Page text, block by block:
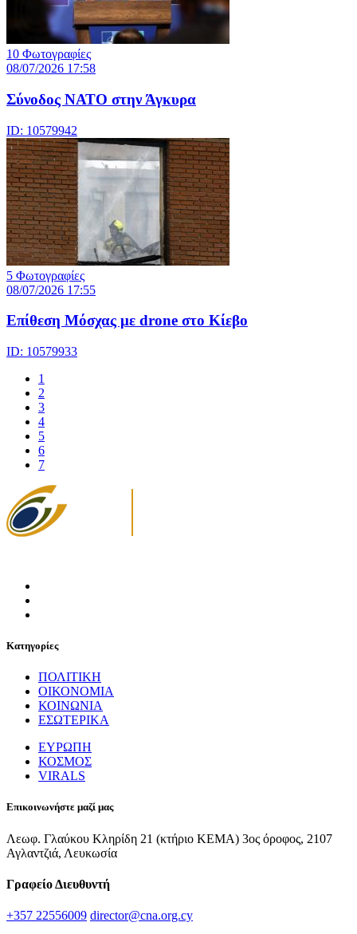
10 Φωτογραφίες
08/07/2026 17:58
Σύνοδος ΝΑΤΟ στην Άγκυρα
ID: 10579942
5 Φωτογραφίες
08/07/2026 17:55
Eπίθεση Μόσχας με drone στο Κίεβο
ID: 10579933
1
2
3
4
5
6
7
Κατηγορίες
ΠΟΛΙΤΙΚΗ
ΟΙΚΟΝΟΜΙΑ
ΚΟΙΝΩΝΙΑ
ΕΣΩΤΕΡΙΚΑ
ΕΥΡΩΠΗ
ΚΟΣΜΟΣ
VIRALS
Επικοινωνήστε μαζί μας
Λεωφ. Γλαύκου Κληρίδη 21 (κτήριο ΚΕΜΑ) 3ος όροφος, 2107
Αγλαντζιά, Λευκωσία
Γραφείο Διευθυντή
+357 22556009 director@cna.org.cy